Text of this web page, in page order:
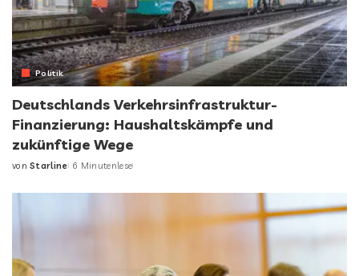
Politik
Deutschlands Verkehrsinfrastruktur-
Finanzierung: Haushaltskämpfe und
zukünftige Wege
von Starline 6 Minutenlese